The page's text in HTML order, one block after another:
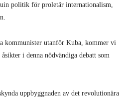
politik för proletär internationalism,
kommunister utanför Kuba, kommer vi
i denna nödvändiga debatt som
uppbyggnaden av det revolutionära